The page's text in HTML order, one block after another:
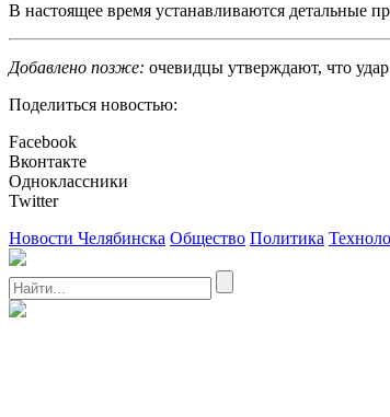
В настоящее время устанавливаются детальные
Добавлено позже: очевидцы утверждают, что
Поделиться новостью:
Facebook
Вконтакте
Одноклассники
Twitter
Новости Челябинска Общество Политика